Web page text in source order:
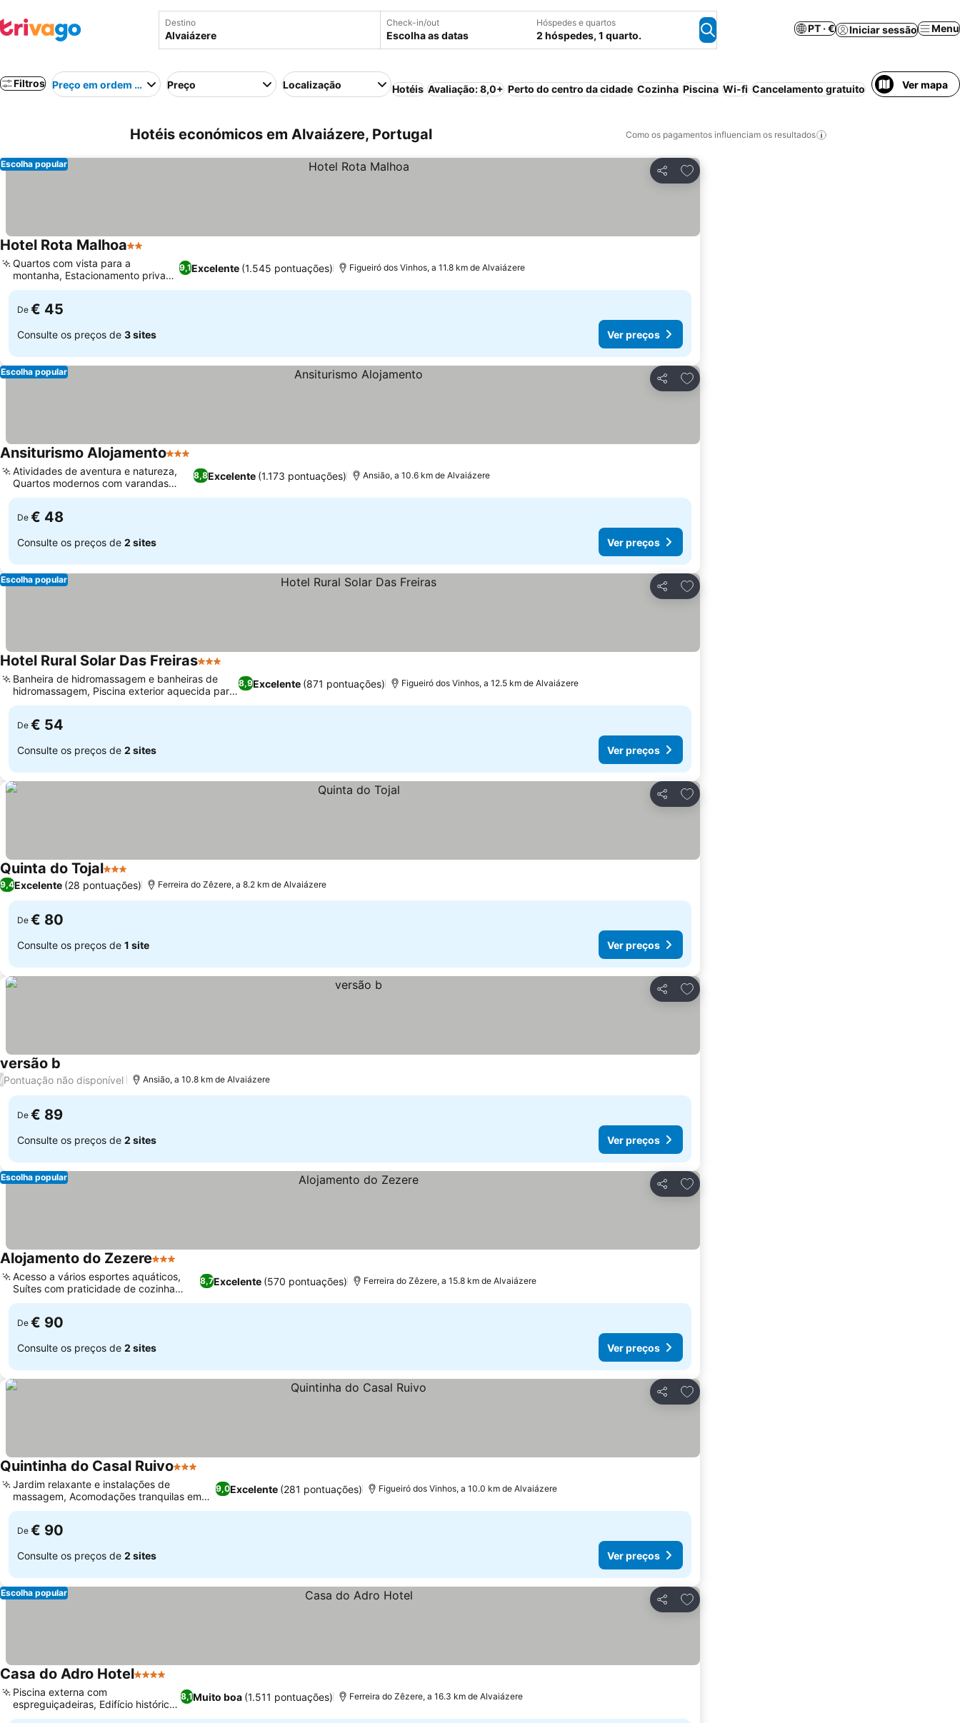
Destino Check-in/out
Escolha as datas
Hóspedes e quartos
2 hóspedes, 1 quarto.
PT · € Iniciar sessão Menu
Filtros Preço em ordem crescentePreço Localização Hotéis Avaliação: 8,0+ Perto do centro da cidade Cozinha Piscina Wi-fi Cancelamento gratuito Ver mapa
Hotéis económicos em Alvaiázere, Portugal Como os pagamentos influenciam os resultados
Partilhar
Adicionar aos favoritos
Escolha popular
Hotel Rota Malhoa2 Estrelas
9,1Excelente (1.545 pontuações)
Quartos com vista para a
montanha, Estacionamento privado
e seguro
Figueiró dos Vinhos, a 11.8 km de Alvaiázere
De € 45
Consulte os preços de 3 sites Ver preços
Partilhar
Adicionar aos favoritos
Escolha popular
Ansiturismo Alojamento3 Estrelas
8,8Excelente (1.173 pontuações)
Atividades de aventura e natureza,
Quartos modernos com varandas
privativas
Ansião, a 10.6 km de Alvaiázere
De € 48
Consulte os preços de 2 sites Ver preços
Partilhar
Adicionar aos favoritos
Escolha popular
Hotel Rural Solar Das Freiras3 Estrelas
8,9Excelente (871 pontuações)
Banheira de hidromassagem e banheiras de
hidromassagem, Piscina exterior aquecida para
todas as estações
Figueiró dos Vinhos, a 12.5 km de Alvaiázere
De € 54
Consulte os preços de 2 sites Ver preços
Partilhar
Adicionar aos favoritos
Quinta do Tojal3 Estrelas
9,4Excelente (28 pontuações) Ferreira do Zêzere, a 8.2 km de Alvaiázere
De € 80
Consulte os preços de 1 site Ver preços
Partilhar
Adicionar aos favoritos
versão b
/Pontuação não disponível Ansião, a 10.8 km de Alvaiázere
De € 89
Consulte os preços de 2 sites Ver preços
Partilhar
Adicionar aos favoritos
Escolha popular
Alojamento do Zezere3 Estrelas
8,7Excelente (570 pontuações)
Acesso a vários esportes aquáticos,
Suítes com praticidade de cozinha
compacta
Ferreira do Zêzere, a 15.8 km de Alvaiázere
De € 90
Consulte os preços de 2 sites Ver preços
Partilhar
Adicionar aos favoritos
Quintinha do Casal Ruivo3 Estrelas
9,0Excelente (281 pontuações)
Jardim relaxante e instalações de
massagem, Acomodações tranquilas em
casas de madeira
Figueiró dos Vinhos, a 10.0 km de Alvaiázere
De € 90
Consulte os preços de 2 sites Ver preços
Partilhar
Adicionar aos favoritos
Escolha popular
Casa do Adro Hotel4 Estrelas
8,1Muito boa (1.511 pontuações)
Piscina externa com
espreguiçadeiras, Edifício histórico
do século XVIII
Ferreira do Zêzere, a 16.3 km de Alvaiázere